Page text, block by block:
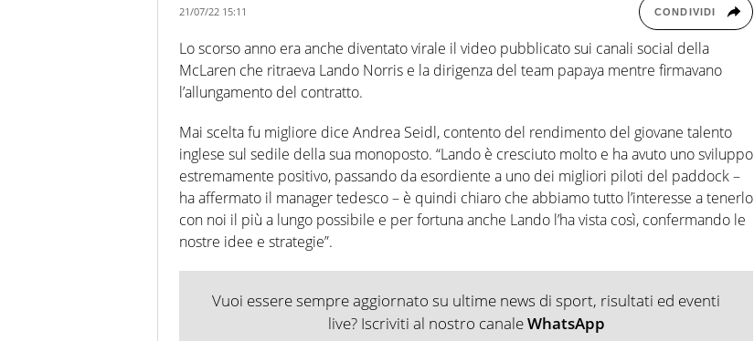
21/07/22 15:11 CONDIVIDI
Lo scorso anno era anche diventato virale il video pubblicato sui canali social della
McLaren che ritraeva Lando Norris e la dirigenza del team papaya mentre firmavano
l’allungamento del contratto.
Mai scelta fu migliore dice Andrea Seidl, contento del rendimento del giovane talento
inglese sul sedile della sua monoposto. “Lando è cresciuto molto e ha avuto uno sviluppo
estremamente positivo, passando da esordiente a uno dei migliori piloti del paddock –
ha affermato il manager tedesco – è quindi chiaro che abbiamo tutto l’interesse a tenerlo
con noi il più a lungo possibile e per fortuna anche Lando l’ha vista così, confermando le
nostre idee e strategie”.
Vuoi essere sempre aggiornato su ultime news di sport, risultati ed eventi
live? Iscriviti al nostro canaleWhatsApp